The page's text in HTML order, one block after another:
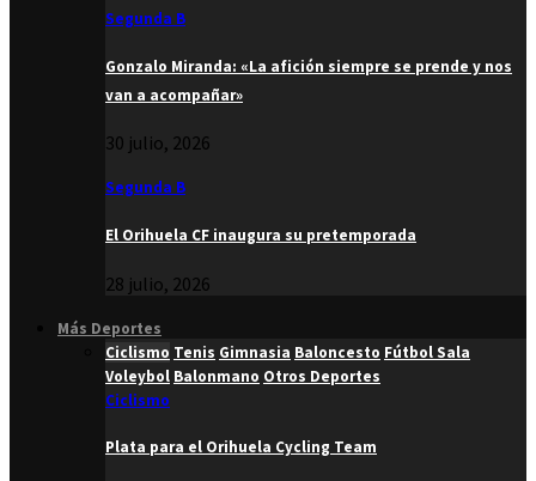
Segunda B
Gonzalo Miranda: «La afición siempre se prende y nos
van a acompañar»
30 julio, 2026
Segunda B
El Orihuela CF inaugura su pretemporada
28 julio, 2026
Más Deportes
Ciclismo Tenis Gimnasia Baloncesto Fútbol Sala
Voleybol Balonmano Otros Deportes
Ciclismo
Plata para el Orihuela Cycling Team